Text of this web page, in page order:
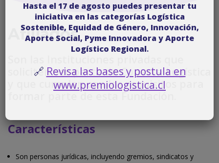
Afiliados
soliciten ser parte de Conecta Logística
y que cumplan con los requisitos para
formar parte de esta Fundación.
Características
Son personas jurídicas, incluyendo gremios, sindicatos y
Hasta el 17 de agosto puedes presentar tu
iniciativa en las categorías Logística
Sostenible, Equidad de Género, Innovación,
Aporte Social, Pyme Innovadora y Aporte
Logístico Regional.
🔗 Revisa las bases y postula en
www.premiologistica.cl